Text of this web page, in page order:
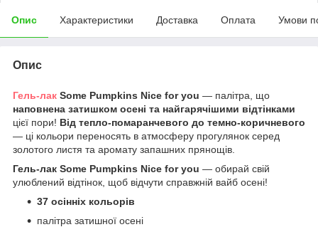
Опис Характеристики Доставка Оплата Умови
Опис
Гель-лак Some Pumpkins Nice for you — палітра, що
наповнена затишком осені та найгарячішими відтінками
цієї пори! Від тепло-помаранчевого до темно-коричневого
— ці кольори переносять в атмосферу прогулянок серед
золотого листя та аромату запашних прянощів.
Гель-лак Some Pumpkins Nice for you — обирай свій
улюблений відтінок, щоб відчути справжній вайб осені!
37 осінніх кольорів
палітра затишної осені